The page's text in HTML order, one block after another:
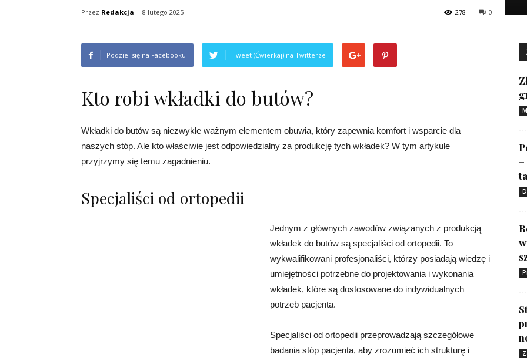
Przez Redakcja - 8 lutego 2025 0
278
Podziel się na Facebooku Tweet (Ćwierkaj) na Twitterze
Kto robi wkładki do butów?
Wkładki do butów są niezwykle ważnym elementem obuwia, który zapewnia komfort i wsparcie dla
naszych stóp. Ale kto właściwie jest odpowiedzialny za produkcję tych wkładek? W tym artykule
przyjrzymy się temu zagadnieniu.
Specjaliści od ortopedii
Jednym z głównych zawodów związanych z produkcją
wkładek do butów są specjaliści od ortopedii. To
wykwalifikowani profesjonaliści, którzy posiadają wiedzę i
umiejętności potrzebne do projektowania i wykonania
wkładek, które są dostosowane do indywidualnych
potrzeb pacjenta.
Specjaliści od ortopedii przeprowadzają szczegółowe
badania stóp pacjenta, aby zrozumieć ich strukturę i